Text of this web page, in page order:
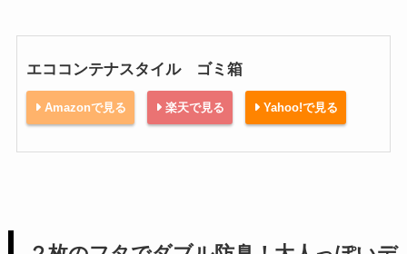
エココンテナスタイル ゴミ箱
Amazonで見る 楽天で見る Yahoo!で見る